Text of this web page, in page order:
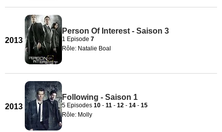
2013
Person Of Interest - Saison 3
1 Episode 7
Rôle: Natalie Boal
2013
Following - Saison 1
5 Episodes 10 - 11 - 12 - 14 - 15
Rôle: Molly